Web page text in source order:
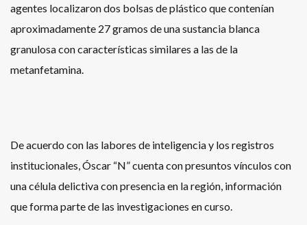
agentes localizaron dos bolsas de plástico que contenían
aproximadamente 27 gramos de una sustancia blanca
granulosa con características similares a las de la
metanfetamina.
De acuerdo con las labores de inteligencia y los registros
institucionales, Óscar “N” cuenta con presuntos vínculos con
una célula delictiva con presencia en la región, información
que forma parte de las investigaciones en curso.